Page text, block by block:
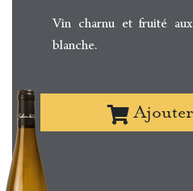
Vin charnu et fruité
blanche.